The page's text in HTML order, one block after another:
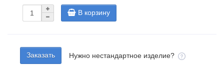
В корзину
Заказать Нужно нестандартное изделие?